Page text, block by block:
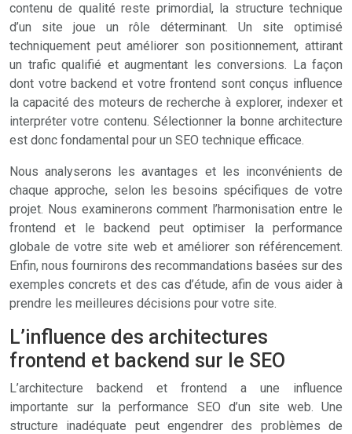
contenu de qualité reste primordial, la structure technique
d’un site joue un rôle déterminant. Un site optimisé
techniquement peut améliorer son positionnement, attirant
un trafic qualifié et augmentant les conversions. La façon
dont votre backend et votre frontend sont conçus influence
la capacité des moteurs de recherche à explorer, indexer et
interpréter votre contenu. Sélectionner la bonne architecture
est donc fondamental pour un SEO technique efficace.
Nous analyserons les avantages et les inconvénients de
chaque approche, selon les besoins spécifiques de votre
projet. Nous examinerons comment l’harmonisation entre le
frontend et le backend peut optimiser la performance
globale de votre site web et améliorer son référencement.
Enfin, nous fournirons des recommandations basées sur des
exemples concrets et des cas d’étude, afin de vous aider à
prendre les meilleures décisions pour votre site.
L’influence des architectures
frontend et backend sur le SEO
L’architecture backend et frontend a une influence
importante sur la performance SEO d’un site web. Une
structure inadéquate peut engendrer des problèmes de